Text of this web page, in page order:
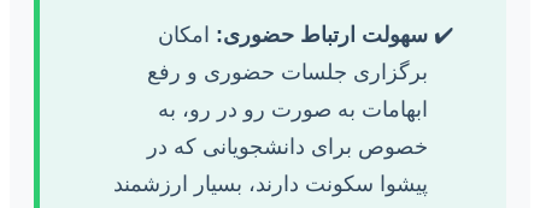
سهولت ارتباط حضوری: امکان
برگزاری جلسات حضوری و رفع
ابهامات به صورت رو در رو، به
خصوص برای دانشجویانی که در
پیشوا سکونت دارند، بسیار ارزشمند